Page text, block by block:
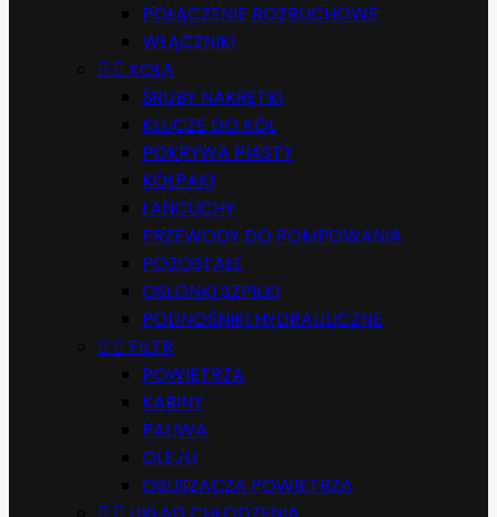
POŁĄCZENIE ROZRUCHOWE
WŁĄCZNIKI
  KOŁA
ŚRUBY NAKRĘTKI
KLUCZE DO KÓŁ
POKRYWA PIASTY
KOŁPAKI
ŁAŃCUCHY
PRZEWODY DO POMPOWANIA
POZOSTAŁE
OSŁONKI SZPILKI
PODNOŚNIKI HYDRAULICZNE
  FILTR
POWIETRZA
KABINY
PALIWA
OLEJU
OSUSZACZA POWIETRZA